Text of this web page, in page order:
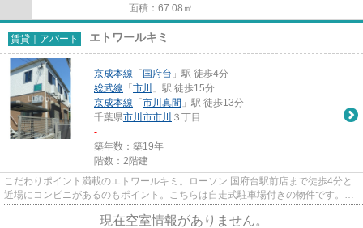
面積：67.08㎡
賃貸｜アパート エトワールキミ
京成本線 「 国府台 」駅 徒歩4分
総武線 「 市川
」駅 徒歩15分
京成本線 「 市川真間 」駅 徒歩13分
千葉県市川市市川 ３丁目
-
築年数：築19年
階数：2階建
こだわりポイント満載のエトワールキミ。ローソン 国府台駅前店まで徒歩4分と
近場にコンビニがあるのもポイント。こちらは自走式駐車場付きの物件です。敷
現在空室情報がありません。